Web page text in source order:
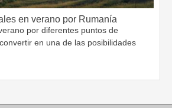
en verano por Rumanía
por diferentes puntos de
en una de las posibilidades